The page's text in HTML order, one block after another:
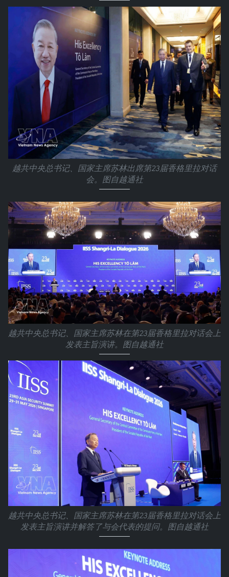
越共中央总书记、国家主席苏林出席第23届香格里拉对话
会。图自越通社
越共中央总书记、国家主席苏林在第23届香格里拉对话会上
发表主旨演讲。图自越通社
越共中央总书记、国家主席苏林在第23届香格里拉对话会上
发表主旨演讲并解答了与会代表的提问。图自越通社